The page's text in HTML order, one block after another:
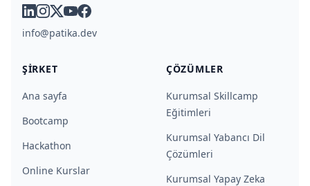
linkedin
instagram
x youtube
facebook
info@patika.dev
ŞIRKET
Ana sayfa
Bootcamp
Hackathon
Online Kurslar
ÇÖZÜMLER
Kurumsal Skillcamp
Eğitimleri
Kurumsal Yabancı Dil
Çözümleri
Kurumsal Yapay Zeka